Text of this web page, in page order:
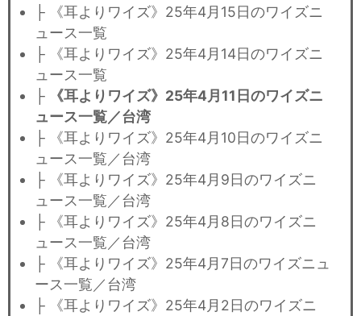
├ 《耳よりワイズ》25年4月15日のワイズニ
ュース一覧
├ 《耳よりワイズ》25年4月14日のワイズニ
ュース一覧
├
《耳よりワイズ》25年4月11日のワイズニ
ュース一覧／台湾
├ 《耳よりワイズ》25年4月10日のワイズニ
ュース一覧／台湾
├ 《耳よりワイズ》25年4月9日のワイズニ
ュース一覧／台湾
├ 《耳よりワイズ》25年4月8日のワイズニ
ュース一覧／台湾
├ 《耳よりワイズ》25年4月7日のワイズニュ
ース一覧／台湾
├ 《耳よりワイズ》25年4月2日のワイズニ